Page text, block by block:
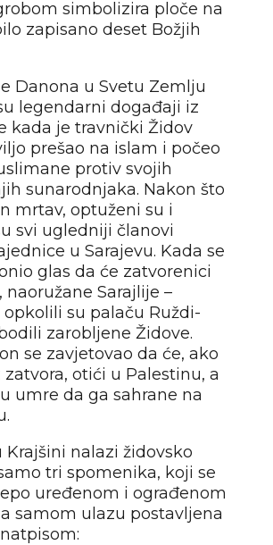
simbolizira ploče na
zapisano deset Božjih
Danona u Svetu Zemlju
legendarni događaji iz
kada je travnički Židov
prešao na islam i počeo
protiv svojih
sunarodnjaka. Nakon što
mrtav, optuženi su i
svi ugledniji članovi
u Sarajevu. Kada se
glas da će zatvorenici
Sarajlije –
su palaču Ruždi-
zarobljene Židove.
se zavjetovao da će, ako
otići u Palestinu, a
umre da ga sahrane na
Krajšini nalazi židovsko
tri spomenika, koji se
uređenom i ograđenom
samom ulazu postavljena